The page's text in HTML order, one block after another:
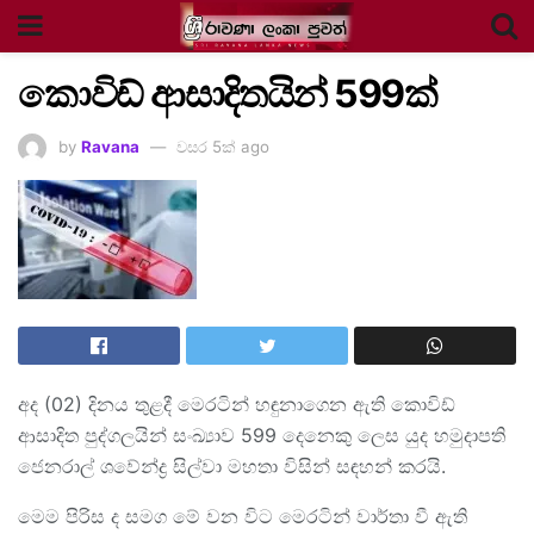
කොවිඩ් ආසාදිතයින් 599ක්
by Ravana වසර 5ක් ago
අද (02) දිනය තුළදී මෙරටින් හඳුනාගෙන ඇති කොවිඩ්
ආසාදිත පුද්ගලයින් සංඛ්‍යාව 599 දෙනෙකු ලෙස යුද හමුදාපති
ජෙනරාල් ශවේන්ද්‍ර සිල්වා මහතා විසින් සඳහන් කරයි.
මෙම පිරිස ද සමග මේ වන විට මෙරටින් වාර්තා වී ඇති